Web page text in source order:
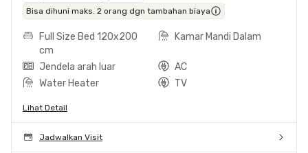
Bisa dihuni maks. 2 orang dgn tambahan biaya
Full Size Bed 120x200
cm
Kamar Mandi Dalam
Jendela arah luar
AC
Water Heater
TV
Lihat Detail
Jadwalkan Visit